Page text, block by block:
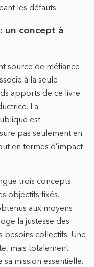
les défauts.
un concept à
source de méfiance
à la seule
apports de ce livre
La
est
pas seulement en
en termes d’impact
trois concepts
objectifs fixés.
aux moyens
la justesse des
besoins collectifs. Une
mais totalement
mission essentielle.